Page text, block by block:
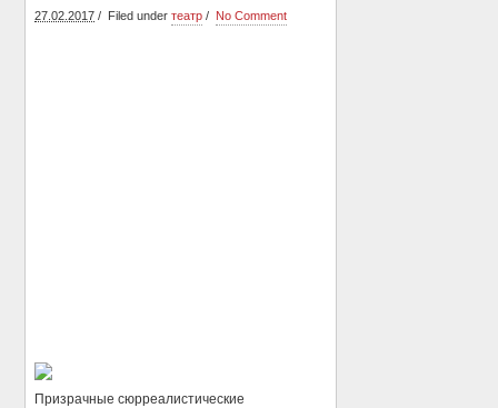
27.02.2017 Filed underтеатр No Comment
Призрачные сюрреалистические